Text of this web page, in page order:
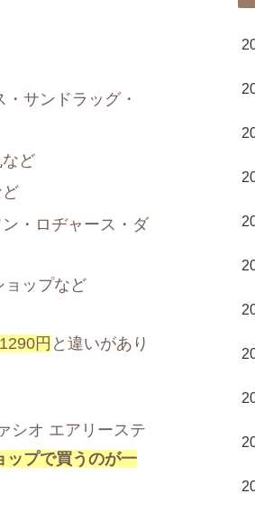
サンドラッグ・
ど
・ロヂャース・ダ
ョップなど
円 と違いがあり
シオ エアリーステ
ップで買うのが一